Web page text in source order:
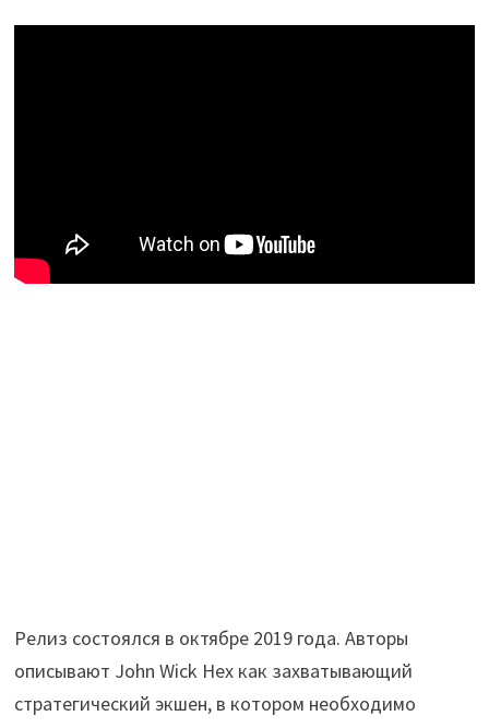
Релиз состоялся в октябре 2019 года. Авторы
описывают John Wick Hex как захватывающий
стратегический экшен, в котором необходимо